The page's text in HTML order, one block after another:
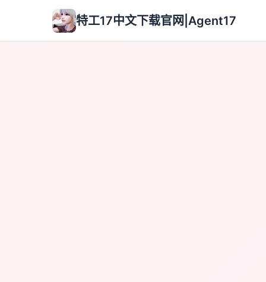
特工17中文下载官网|Agent17